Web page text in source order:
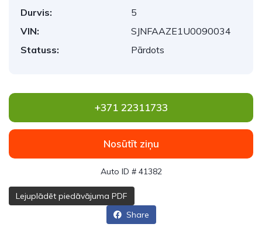
Durvis:
5
VIN:
SJNFAAZE1U0090034
Statuss:
Pārdots
+371 22311733
Nosūtīt ziņu
Auto ID # 41382
Lejuplādēt piedāvājuma PDF
Share